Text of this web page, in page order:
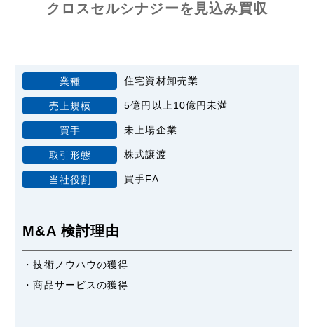
クロスセルシナジーを見込み買収
業種 住宅資材卸売業
売上規模 5億円以上10億円未満
買手 未上場企業
取引形態 株式譲渡
当社役割 買手FA
M&A 検討理由
・技術ノウハウの獲得
・商品サービスの獲得